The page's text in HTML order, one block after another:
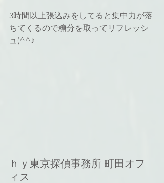
3時間以上張込みをしてると集中力が落
ちてくるので糖分を取ってリフレッシ
ュ(^^♪
ｈｙ東京探偵事務所 町田オフ
ィス